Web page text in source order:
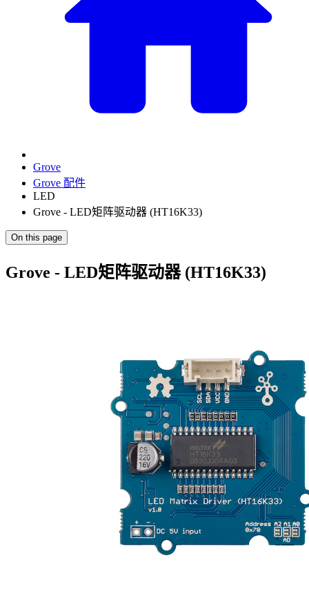
Grove
Grove 配件
LED
Grove - LED矩阵驱动器 (HT16K33)
On this page
Grove - LED矩阵驱动器 (HT16K33)